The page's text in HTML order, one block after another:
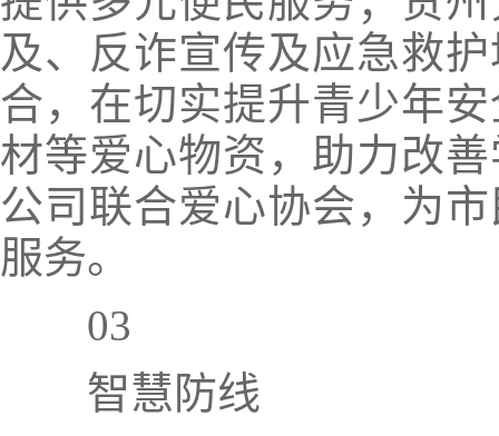
及、反诈宣传及应急救
合，在切实提升青少年
材等爱心物资，助力改
公司联合爱心协会，为
服务。
03
智慧防线